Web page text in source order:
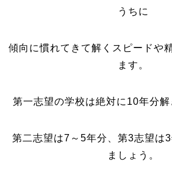
うちに
傾向に慣れてきて解くスピードや
ます。
第一志望の学校は絶対に10年分解
第二志望は7～5年分、第3志望は
ましょう。